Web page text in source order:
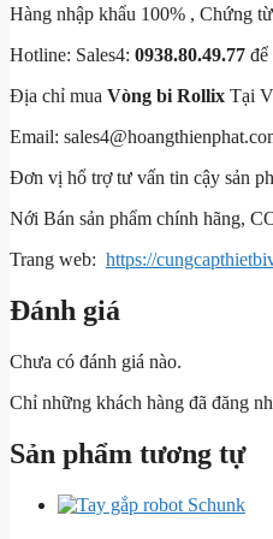
Hàng nhập khẩu 100% , Chứng
Hotline: Sales4: 0938.80.49.77 để
Địa chỉ mua Vòng bi Rollix Tại
Email:
Đơn vị hổ trợ tư vấn tin cậy sản
Nới Bán sản phẩm chính hãng,
Trang web: https://
Đánh giá
Chưa có đánh giá nào.
Chỉ những khách hàng đã đăng
Sản phẩm tương tự